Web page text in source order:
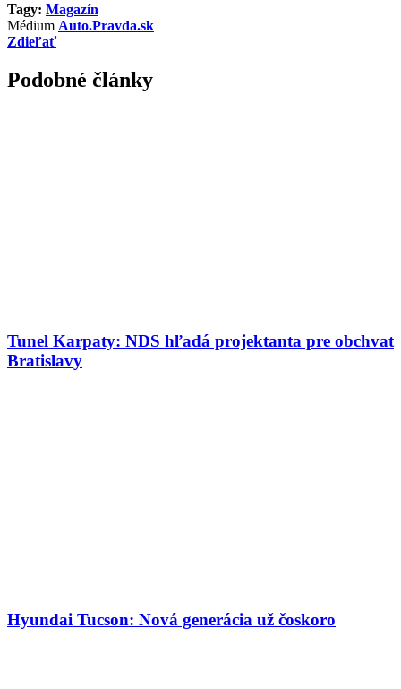
Tagy: Magazín
Médium Auto.Pravda.sk
Zdieľať
Podobné články
Tunel Karpaty: NDS hľadá projektanta pre obchvat
Bratislavy
Hyundai Tucson: Nová generácia už čoskoro